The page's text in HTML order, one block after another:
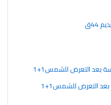
التعرض للشمس1+1